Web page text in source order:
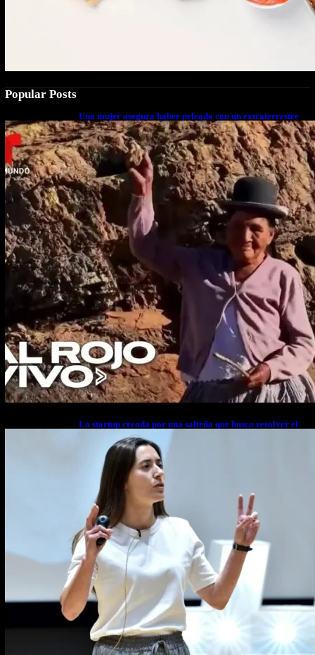
Popular Posts
Una mujer asegura haber peleado con un extraterrestre
cuerpo a cuerpo
La startup creada por una salteña que busca resolver el
estrés financiero en Latinoamérica